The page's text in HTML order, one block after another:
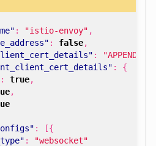
: "istio-envoy" ,
: false,
:
:
{
: true,
,
:
[{
:
"websocket"